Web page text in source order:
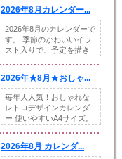
2026年8月カレンダー...
2026年8月のカレンダーで
す。 季節のかわいいイラ
スト入りで、予定を描き
2026年★8月★おしゃ...
毎年大人気！おしゃれな
レトロデザインカレンダ
ー 使いやすいA4サイズ。
2026年8月 カレンダ...